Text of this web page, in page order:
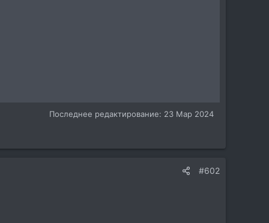
Последнее редактирование: 23 Мар 2024
#602